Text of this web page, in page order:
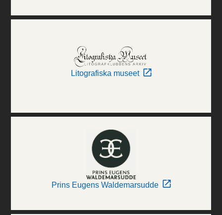
Litografiska museet
Prins Eugens Waldemarsudde